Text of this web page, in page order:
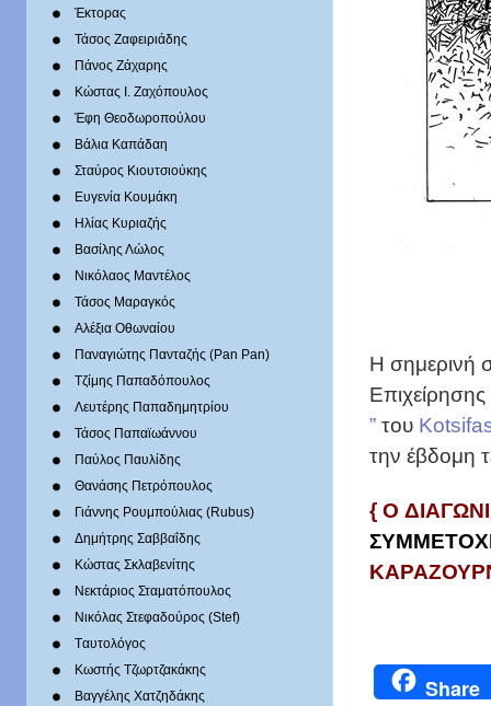
Έκτορας
Τάσος Ζαφειριάδης
Πάνος Ζάχαρης
Κώστας Ι. Ζαχόπουλoς
Έφη Θεοδωροπούλου
Βάλια Καπάδαη
Σταύρος Κιουτσιούκης
Ευγενία Κουμάκη
Ηλίας Κυριαζής
Βασίλης Λώλος
Νικόλαος Μαντέλος
Τάσος Μαραγκός
Αλέξια Οθωναίου
Παναγιώτης Πανταζής (Pan Pan)
Τζίμης Παπαδόπουλος
Λευτέρης Παπαδημητρίου
Τάσος Παπαϊωάννου
Παύλος Παυλίδης
Θανάσης Πετρόπουλος
Γιάννης Ρουμπούλιας (Rubus)
Δημήτρης Σαββαΐδης
Κώστας Σκλαβενίτης
Νεκτάριος Σταματόπουλος
Νικόλας Στεφαδούρος (Stef)
Tαυτολόγος
Κωστής Τζωρτζακάκης
Βαγγέλης Χατζηδάκης
Η σημερινή
” του
την έβδομη
{ O
Share